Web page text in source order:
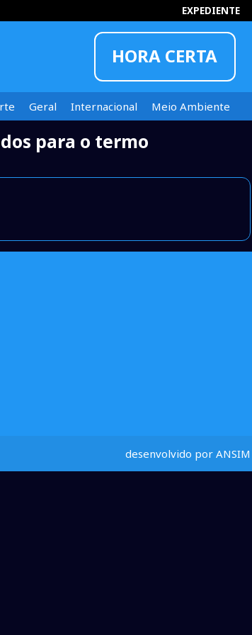
EXPEDIENTE
HORA CERTA
INFORMOU
Geral Internacional
Meio Ambiente
para o termo
desenvolvido por ANSIM